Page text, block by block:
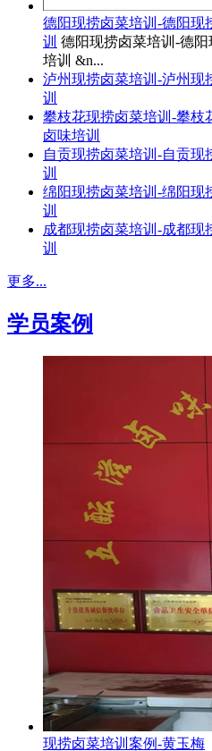
德阳现捞卤菜培训-德阳现
训 德阳现捞卤菜培训-德
培训 &n...
泸州现捞卤菜培训-泸州现
训
攀枝花现捞卤菜培训-攀枝
卤味培训
自贡现捞卤菜培训-自贡现
训
绵阳现捞卤菜培训-绵阳现
训
成都现捞卤菜培训-成都现
训
更多...
学员案例
现捞卤菜培训案例-黄玉梅